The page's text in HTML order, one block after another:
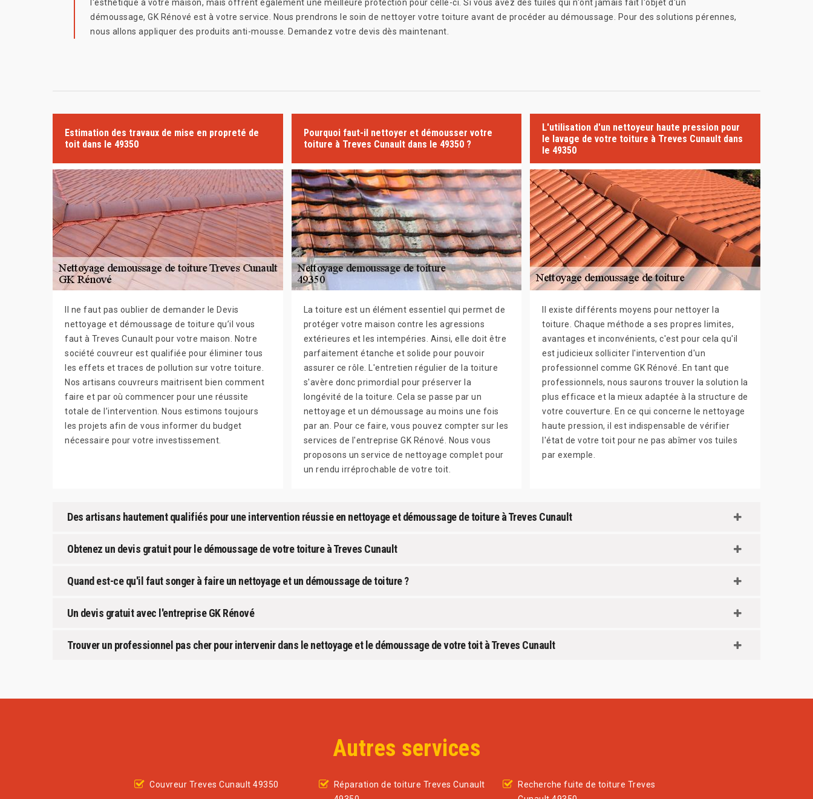
l'esthétique à votre maison, mais offrent également une meilleure protection pour celle-ci. Si vous avez des tuiles qui n'ont jamais fait l'objet d'un
démoussage, GK Rénové est à votre service. Nous prendrons le soin de nettoyer votre toiture avant de procéder au démoussage. Pour des solutions pérennes,
nous allons appliquer des produits anti-mousse. Demandez votre devis dès maintenant.
Estimation des travaux de mise en propreté de
toit dans le 49350
Il ne faut pas oublier de demander le Devis
nettoyage et démoussage de toiture qu’il vous
faut à Treves Cunault pour votre maison. Notre
société couvreur est qualifiée pour éliminer tous
les effets et traces de pollution sur votre toiture.
Nos artisans couvreurs maitrisent bien comment
faire et par où commencer pour une réussite
totale de l’intervention. Nous estimons toujours
les projets afin de vous informer du budget
nécessaire pour votre investissement.
Pourquoi faut-il nettoyer et démousser votre
toiture à Treves Cunault dans le 49350 ?
La toiture est un élément essentiel qui permet de
protéger votre maison contre les agressions
extérieures et les intempéries. Ainsi, elle doit être
parfaitement étanche et solide pour pouvoir
assurer ce rôle. L'entretien régulier de la toiture
s'avère donc primordial pour préserver la
longévité de la toiture. Cela se passe par un
nettoyage et un démoussage au moins une fois
par an. Pour ce faire, vous pouvez compter sur les
services de l'entreprise GK Rénové. Nous vous
proposons un service de nettoyage complet pour
un rendu irréprochable de votre toit.
L'utilisation d'un nettoyeur haute pression pour
le lavage de votre toiture à Treves Cunault dans
le 49350
Il existe différents moyens pour nettoyer la
toiture. Chaque méthode a ses propres limites,
avantages et inconvénients, c'est pour cela qu'il
est judicieux solliciter l'intervention d'un
professionnel comme GK Rénové. En tant que
professionnels, nous saurons trouver la solution la
plus efficace et la mieux adaptée à la structure de
votre couverture. En ce qui concerne le nettoyage
haute pression, il est indispensable de vérifier
l'état de votre toit pour ne pas abîmer vos tuiles
par exemple.
Des artisans hautement qualifiés pour une intervention réussie en nettoyage et démoussage de toiture à Treves Cunault
Obtenez un devis gratuit pour le démoussage de votre toiture à Treves Cunault
Quand est-ce qu'il faut songer à faire un nettoyage et un démoussage de toiture ?
Un devis gratuit avec l'entreprise GK Rénové
Trouver un professionnel pas cher pour intervenir dans le nettoyage et le démoussage de votre toit à Treves Cunault
Autres services
Couvreur Treves Cunault 49350
Réparation de toiture Treves Cunault
Recherche fuite de toiture Treves